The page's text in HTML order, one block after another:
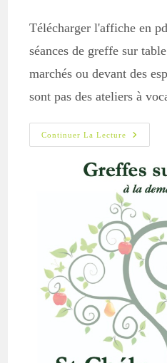
Télécharger l'affiche en
séances de greffe sur
marchés ou devant des
sont pas des ateliers à
Continuer La Lecture
Greffe
Sur
À
St
Chély
Le
13
Avril